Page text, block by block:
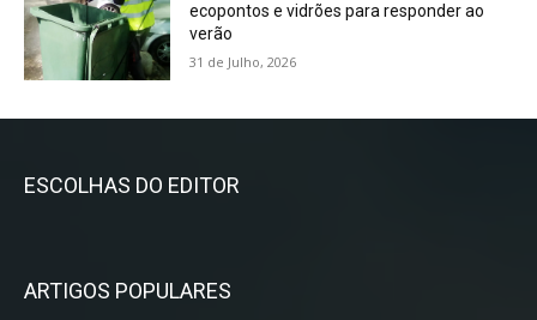
ecopontos e vidrões para responder ao
verão
31 de Julho, 2026
ESCOLHAS DO EDITOR
ARTIGOS POPULARES